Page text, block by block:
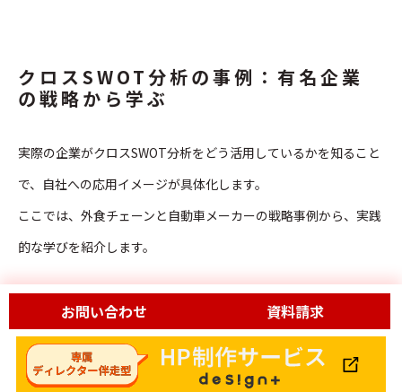
クロスSWOT分析の事例：有名企業
の戦略から学ぶ
実際の企業がクロスSWOT分析をどう活用しているかを知ること
で、自社への応用イメージが具体化します。
ここでは、外食チェーンと自動車メーカーの戦略事例から、実践
的な学びを紹介します。
クロスSWOT分析の事例1
大手外食チェーンの戦略
お問い合わせ 資料請求